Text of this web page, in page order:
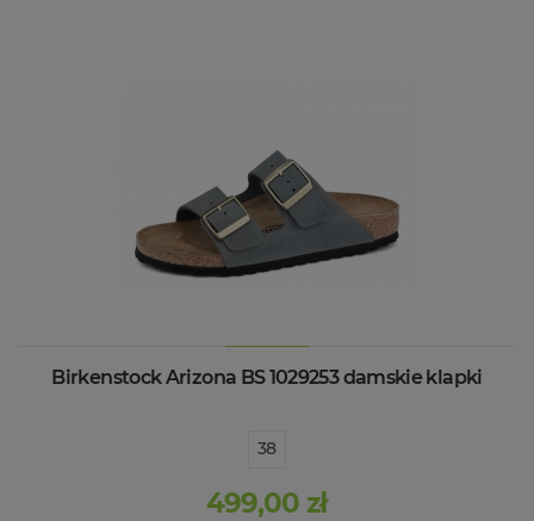
Birkenstock Arizona BS 1029253 damskie klapki
38
499,00 zł